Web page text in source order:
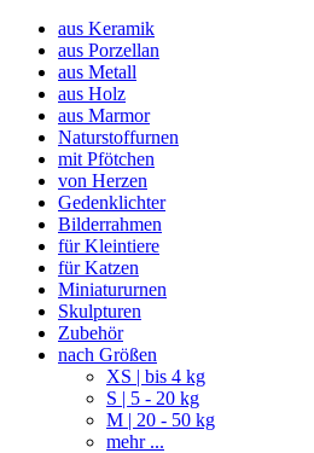
aus Keramik
aus Porzellan
aus Metall
aus Holz
aus Marmor
Naturstoffurnen
mit Pfötchen
von Herzen
Gedenklichter
Bilderrahmen
für Kleintiere
für Katzen
Miniatururnen
Skulpturen
Zubehör
nach Größen
XS | bis 4 kg
S | 5 - 20 kg
M | 20 - 50 kg
mehr ...